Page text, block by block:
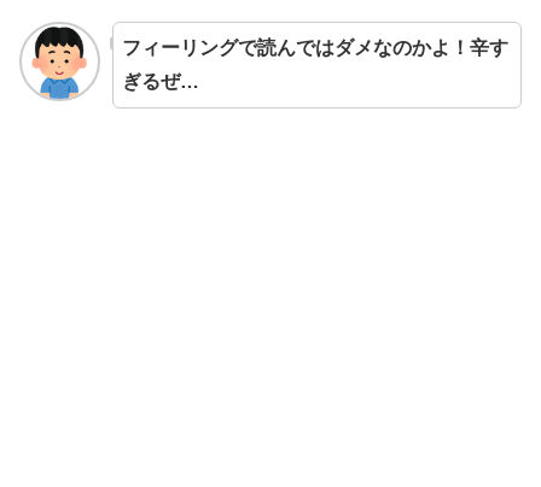
フィーリングで読んではダメなのかよ！辛す
ぎるぜ…